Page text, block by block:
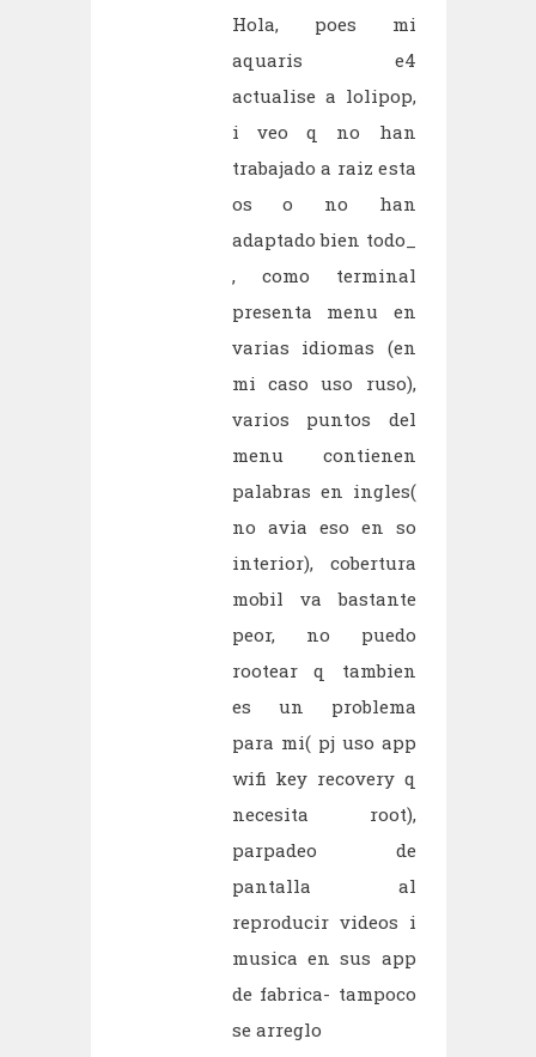
Hola, poes mi
aquaris e4
actualise a lolipop,
i veo q no han
trabajado a raiz esta
os o no han
adaptado bien todo_
, como terminal
presenta menu en
varias idiomas (en
mi caso uso ruso),
varios puntos del
menu contienen
palabras en ingles(
no avia eso en so
interior), cobertura
mobil va bastante
peor, no puedo
rootear q tambien
es un problema
para mi( pj uso app
wifi key recovery q
necesita root),
parpadeo de
pantalla al
reproducir videos i
musica en sus app
de fabrica- tampoco
se arreglo